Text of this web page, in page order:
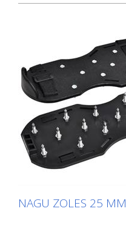
NAGU ZOLES 25 MM